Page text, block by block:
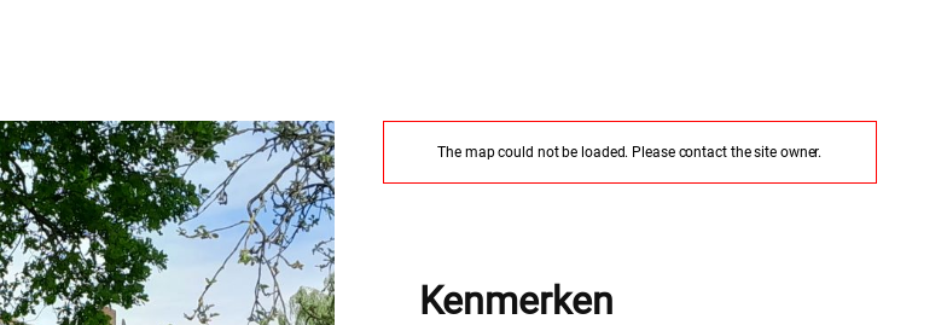
The map could not be loaded. Please contact the site owner.
Kenmerken